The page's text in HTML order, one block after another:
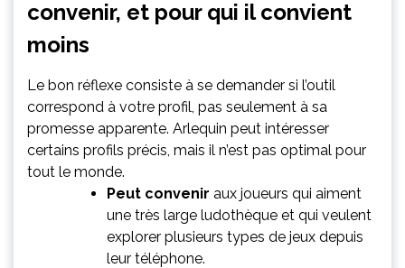
convenir, et pour qui il convient
moins
Le bon réflexe consiste à se demander si l’outil
correspond à votre profil, pas seulement à sa
promesse apparente. Arlequin peut intéresser
certains profils précis, mais il n’est pas optimal pour
tout le monde.
Peut convenir aux joueurs qui aiment
une très large ludothèque et qui veulent
explorer plusieurs types de jeux depuis
leur téléphone.